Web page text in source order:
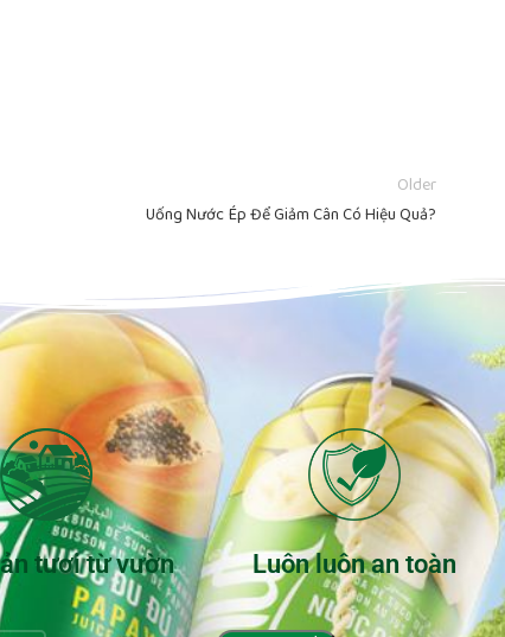
Older
Uống Nước Ép Để Giảm Cân Có Hiệu Quả?
tươi từ vườn Luôn luôn an toàn